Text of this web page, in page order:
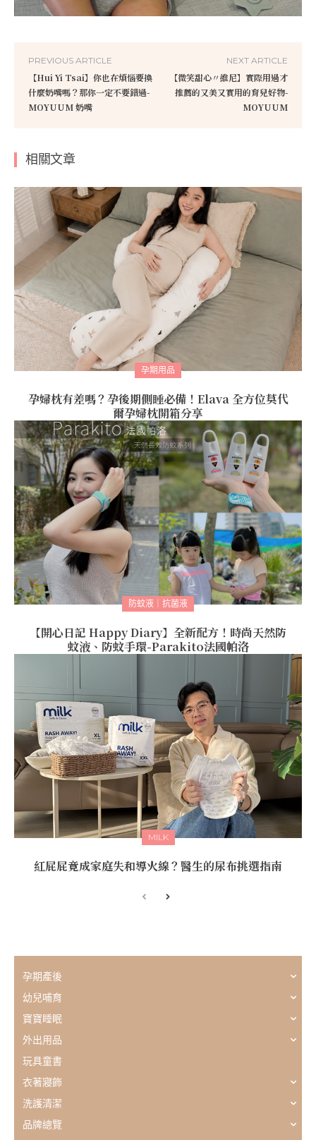
PREVIOUS ARTICLE
【Hui Yi Tsai】你也在煩惱要換
什麼奶嘴嗎？那你一定不要錯過-
MOYUUM 奶嘴
NEXT ARTICLE
【微笑甜心〃維尼】實際用過才
推薦的又美又實用的育兒好物-
MOYUUM
相關文章
孕期用品
孕婦枕有差嗎？孕後期側睡必備！Elava 全方位莫代
爾孕婦枕開箱分享
防蚊液｜抗菌液
【開心日記 Happy Diary】全新配方！時尚天然防
蚊液、防蚊手環-Parakito法國帕洛
MILK
紅屁屁竟成家庭失和導火線？醫生的尿布挑選指南
孕期產後
幼兒哺育
寶寶睡眠
外出用品
玩具童書
衣著寢飾
洗護清潔
品牌總覽